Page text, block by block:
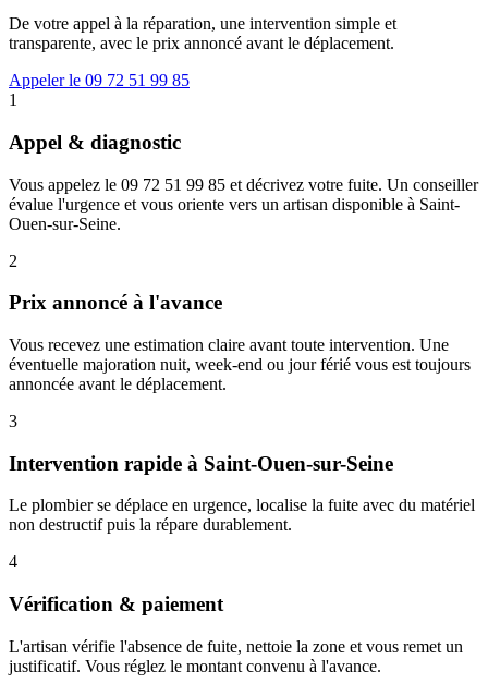
De votre appel à la réparation, une intervention simple et
transparente, avec le prix annoncé avant le déplacement.
Appeler le 09 72 51 99 85
1
Appel & diagnostic
Vous appelez le 09 72 51 99 85 et décrivez votre fuite. Un conseiller
évalue l'urgence et vous oriente vers un artisan disponible à Saint-
Ouen-sur-Seine.
2
Prix annoncé à l'avance
Vous recevez une estimation claire avant toute intervention. Une
éventuelle majoration nuit, week-end ou jour férié vous est toujours
annoncée avant le déplacement.
3
Intervention rapide à Saint-Ouen-sur-Seine
Le plombier se déplace en urgence, localise la fuite avec du matériel
non destructif puis la répare durablement.
4
Vérification & paiement
L'artisan vérifie l'absence de fuite, nettoie la zone et vous remet un
justificatif. Vous réglez le montant convenu à l'avance.